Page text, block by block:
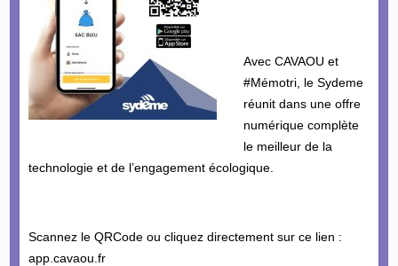
Avec CAVAOU et
#Mémotri, le Sydeme
réunit dans une offre
numérique complète
le meilleur de la
technologie et de l’engagement écologique.
Scannez le QRCode ou cliquez directement sur ce lien :
app.cavaou.fr